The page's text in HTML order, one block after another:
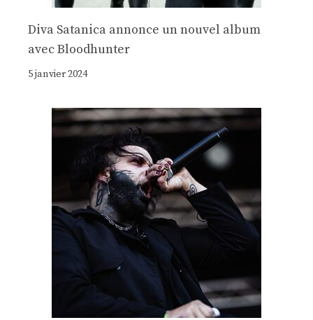
Diva Satanica annonce un nouvel album
avec Bloodhunter
5 janvier 2024